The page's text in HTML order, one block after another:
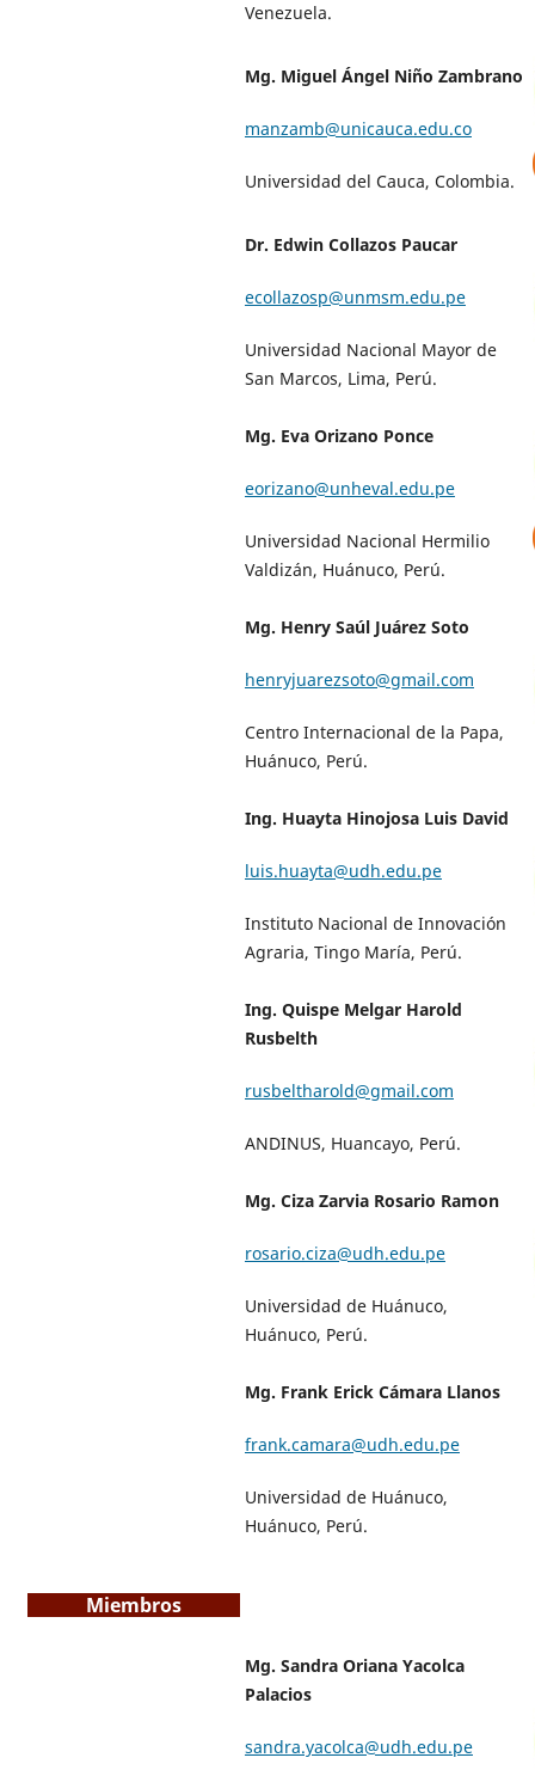
Venezuela.
Mg. Miguel Ángel Niño Zambrano
manzamb@unicauca.edu.co
Universidad del Cauca, Colombia.
Dr. Edwin Collazos Paucar
ecollazosp@unmsm.edu.pe
Universidad Nacional Mayor de
San Marcos, Lima, Perú.
Mg. Eva Orizano Ponce
eorizano@unheval.edu.pe
Universidad Nacional Hermilio
Valdizán, Huánuco, Perú.
Mg. Henry Saúl Juárez Soto
henryjuarezsoto@gmail.com
Centro Internacional de la Papa,
Huánuco, Perú.
Ing. Huayta Hinojosa Luis David
luis.huayta@udh.edu.pe
Instituto Nacional de Innovación
Agraria, Tingo María, Perú.
Ing. Quispe Melgar Harold
Rusbelth
rusbeltharold@gmail.com
ANDINUS, Huancayo, Perú.
Mg. Ciza Zarvia Rosario Ramon
rosario.ciza@udh.edu.pe
Universidad de Huánuco,
Huánuco, Perú.
Mg. Frank Erick Cámara Llanos
frank.camara@udh.edu.pe
Universidad de Huánuco,
Huánuco, Perú.
Miembros
Mg. Sandra Oriana Yacolca
Palacios
sandra.yacolca@udh.edu.pe